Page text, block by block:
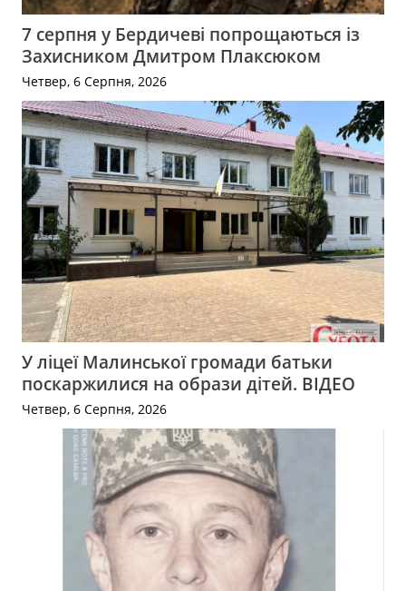
7 серпня у Бердичеві попрощаються із
Захисником Дмитром Плаксюком
Четвер, 6 Серпня, 2026
У ліцеї Малинської громади батьки
поскаржилися на образи дітей. ВІДЕО
Четвер, 6 Серпня, 2026